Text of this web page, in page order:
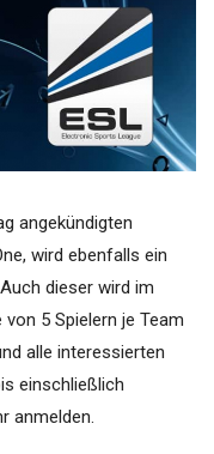
angekündigten
wird ebenfalls ein
dieser wird im
5 Spielern je Team
alle interessierten
einschließlich
anmelden.